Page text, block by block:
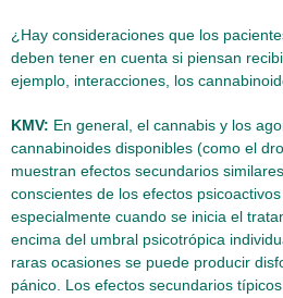
¿Hay consideraciones que los
deben tener en cuenta si piensan
ejemplo, interacciones, los
KMV: En general, el cannabis y los
cannabinoides disponibles (como el
muestran efectos secundarios
conscientes de los efectos
especialmente cuando se inicia el
encima del umbral psicotrópica
raras ocasiones se puede producir
pánico. Los efectos secundarios